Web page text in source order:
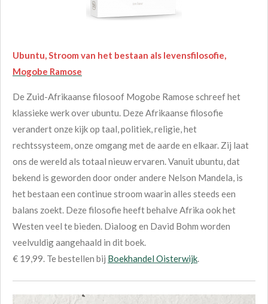
Ubuntu, Stroom van het bestaan als levensfilosofie,
Mogobe Ramose
De Zuid-Afrikaanse filosoof Mogobe Ramose schreef het
klassieke werk over ubuntu. Deze Afrikaanse filosofie
verandert onze kijk op taal, politiek, religie, het
rechtssysteem, onze omgang met de aarde en elkaar. Zij laat
ons de wereld als totaal nieuw ervaren. Vanuit ubuntu, dat
bekend is geworden door onder andere Nelson Mandela, is
het bestaan een continue stroom waarin alles steeds een
balans zoekt. Deze filosofie heeft behalve Afrika ook het
Westen veel te bieden. Dialoog en David Bohm worden
veelvuldig aangehaald in dit boek.
€ 19,99. Te bestellen bij Boekhandel Oisterwijk.